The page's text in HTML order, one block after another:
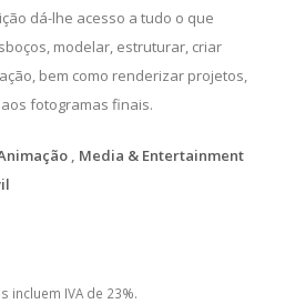
dá-lhe acesso a tudo o que
modelar, estruturar, criar
bem como renderizar projetos,
fotogramas finais.
, Media & Entertainment
incluem IVA de 23%.